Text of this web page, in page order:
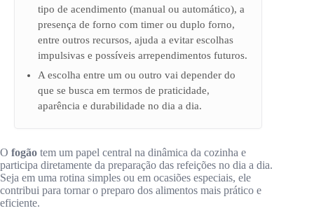
tipo de acendimento (manual ou automático), a
presença de forno com timer ou duplo forno,
entre outros recursos, ajuda a evitar escolhas
impulsivas e possíveis arrependimentos futuros.
A escolha entre um ou outro vai depender do
que se busca em termos de praticidade,
aparência e durabilidade no dia a dia.
O fogão tem um papel central na dinâmica da cozinha e
participa diretamente da preparação das refeições no dia a dia.
Seja em uma rotina simples ou em ocasiões especiais, ele
contribui para tornar o preparo dos alimentos mais prático e
eficiente.